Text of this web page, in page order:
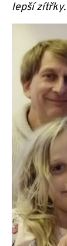
lepší